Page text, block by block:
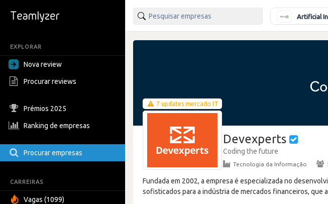
EXPLORAR
Nova review
Procurar reviews
Prémios 2025
Ranking de empresas
Procurar empresas
CARREIRAS
Vagas (1099)
7 updates mercado IT
Devexperts
Coding the future
Tecnologia da Informação ·
Fundada em 2002, a empresa é especializada no
sofisticados para a indústria de mercados financeiros, que